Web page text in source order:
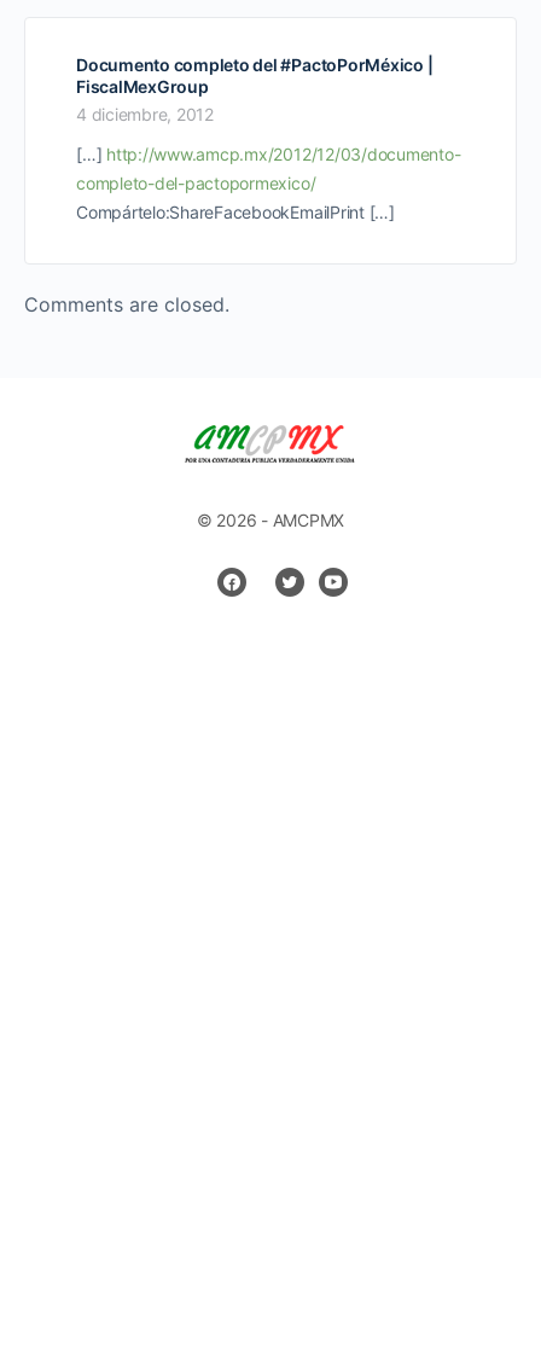
Documento completo del #PactoPorMéxico |
FiscalMexGroup
4 diciembre, 2012
[…] http://www.amcp.mx/2012/12/03/documento-
completo-del-pactopormexico/
Compártelo:ShareFacebookEmailPrint […]
Comments are closed.
© 2026 - AMCPMX